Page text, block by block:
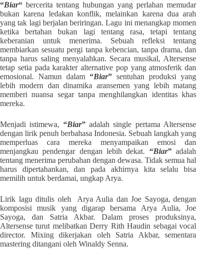
“Biar“ bercerita tentang hubungan yang perlahan memudar
bukan karena ledakan konflik, melainkan karena dua arah
yang tak lagi berjalan beriringan. Lagu ini menangkap momen
ketika bertahan bukan lagi tentang rasa, tetapi tentang
keberanian untuk menerima. Sebuah refleksi tentang
membiarkan sesuatu pergi tanpa kebencian, tanpa drama, dan
tanpa harus saling menyalahkan. Secara musikal, Altersense
tetap setia pada karakter alternative pop yang atmosferik dan
emosional. Namun dalam“Biar”sentuhan produksi yang
lebih modern dan dinamika aransemen yang lebih matang
memberi nuansa segar tanpa menghilangkan identitas khas
mereka.
Menjadi istimewa, “Biar”adalah single pertama Altersense
dengan lirik penuh berbahasa Indonesia. Sebuah langkah yang
memperluas cara mereka menyampaikan emosi dan
menjangkau pendengar dengan lebih dekat. “Biar”adalah
tentang menerima perubahan dengan dewasa. Tidak semua hal
harus dipertahankan, dan pada akhirnya kita selalu bisa
memilih untuk berdamai, ungkap Arya.
Lirik lagu ditulis oleh Arya Aulia dan Joe Sayoga, dengan
komposisi musik yang digarap bersama Arya Aulia, Joe
Sayoga, dan Satria Akbar. Dalam proses produksinya,
Altersense turut melibatkan Derry Rith Haudin sebagai vocal
director. Mixing dikerjakan oleh Satria Akbar, sementara
mastering ditangani oleh Winaldy Senna.